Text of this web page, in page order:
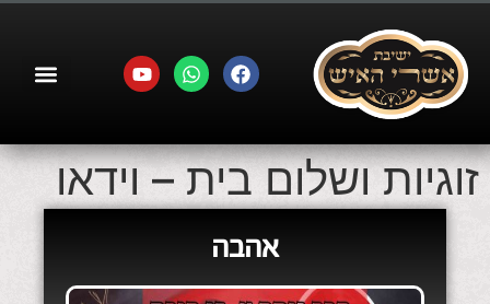
זוגיות ושלום בית – וידאו
אהבה